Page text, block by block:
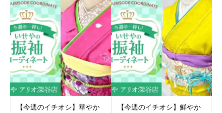
【今週のイチオシ】華やか
【今週のイチオシ】鮮やか